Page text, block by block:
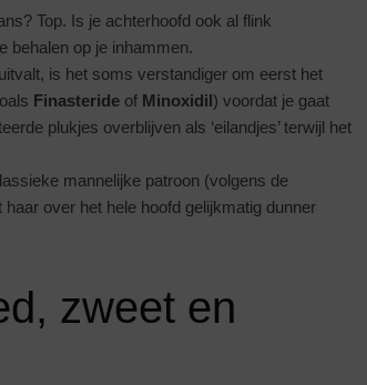
Top. Is je achterhoofd ook al flink
behalen op je inhammen.
is het soms verstandiger om eerst het
Finasteride of Minoxidil) voordat je gaat
plukjes overblijven als ‘eilandjes’ terwijl het
mannelijke patroon (volgens de
over het hele hoofd gelijkmatig dunner
zweet en